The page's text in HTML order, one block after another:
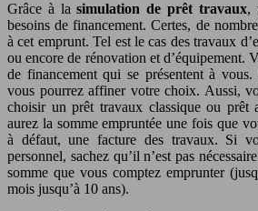
Grâce à lasimulation de prêt travaux,
besoins de financement. Certes, de
à cet emprunt. Tel est le cas des travaux
ou encore de rénovation et d’équipement.
de financement qui se présentent à
vous pourrez affiner votre choix. Aussi,
choisir un prêt travaux classique ou prêt
aurez la somme empruntée une fois que
à défaut, une facture des travaux. Si
personnel, sachez qu’il n’est pas
somme que vous comptez emprunter
mois jusqu’à 10 ans).